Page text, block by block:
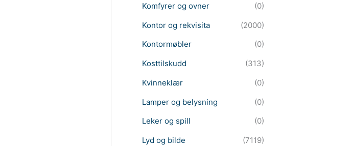
Komfyrer og ovner
(0)
Kontor og rekvisita
(2000)
Kontormøbler
(0)
Kosttilskudd
(313)
Kvinneklær
(0)
Lamper og belysning
(0)
Leker og spill
(0)
Lyd og bilde
(7119)